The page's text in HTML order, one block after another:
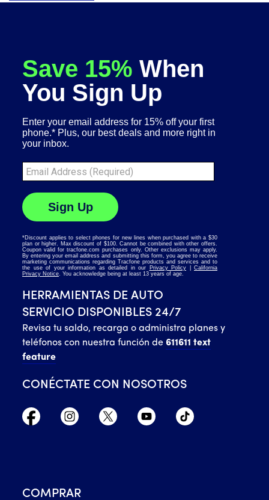
HERRAMIENTAS DE AUTO
SERVICIO DISPONIBLES 24/7
Revisa tu saldo, recarga o administra planes y
teléfonos con nuestra función de 611611 text
feature
CONÉCTATE CON NOSOTROS
COMPRAR